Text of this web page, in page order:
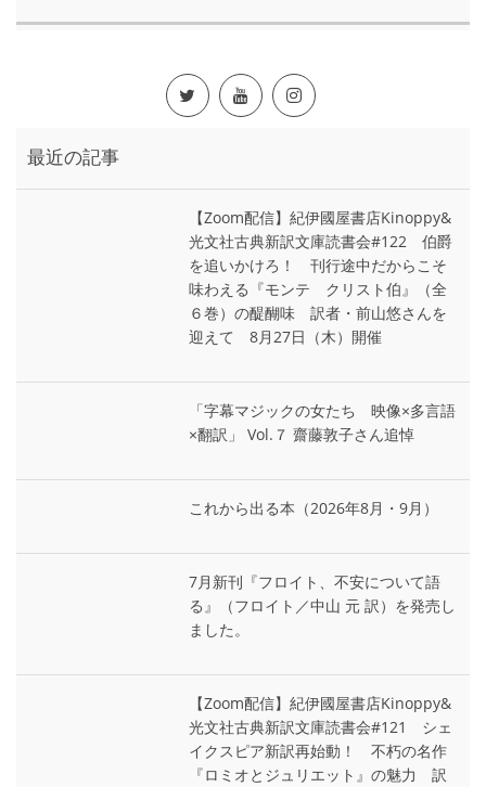
最近の記事
【Zoom配信】紀伊國屋書店Kinoppy&
光文社古典新訳文庫読書会#122 伯爵
を追いかけろ！ 刊行途中だからこそ
味わえる『モンテ゠クリスト伯』（全
６巻）の醍醐味 訳者・前山悠さんを
迎えて 8月27日（木）開催
「字幕マジックの女たち 映像×多言語
×翻訳」 Vol.７ 齋藤敦子さん追悼
これから出る本（2026年8月・9月）
7月新刊『フロイト、不安について語
る』（フロイト／中山 元 訳）を発売し
ました。
【Zoom配信】紀伊國屋書店Kinoppy&
光文社古典新訳文庫読書会#121 シェ
イクスピア新訳再始動！ 不朽の名作
『ロミオとジュリエット』の魅力 訳